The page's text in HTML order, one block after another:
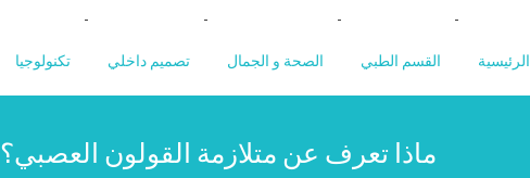
الرئيسية القسم الطبي الصحة و الجمال تصميم داخلي تكنولوجيا
ماذا تعرف عن متلازمة القولون العصبي؟